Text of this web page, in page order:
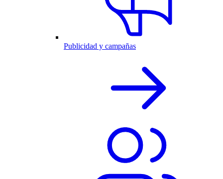
Publicidad y campañas